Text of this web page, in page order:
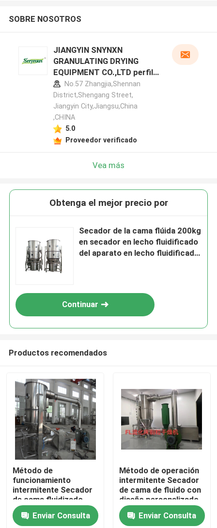
Productos
Sobre nosotros
SOBRE NOSOTROS
JIANGYIN SNYNXN
GRANULATING DRYING
EQUIPMENT CO.,LTD perfil
del fabricante
No.57 Zhangjia,Shennan
District,Shengang Street,
Jiangyin City,Jiangsu,China
,CHINA
5.0
Proveedor verificado
Vea más
Obtenga el mejor precio por
Secador de la cama flúida 200kg
en secador en lecho fluidificado
del aparato en lecho fluidificado
Continuar
Productos recomendados
Método de
funcionamiento
intermitente Secador
de cama fluidizado
para alta evaporación
de agua de 160-210
Enviar Consulta
Método de operación
intermitente Secador
de cama de fluido con
diseño personalizado
y 1 cobertura
Enviar Consulta